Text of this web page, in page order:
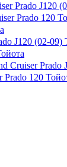
Prado J120
Prado 120
J120 (02-09)
Cruiser Prado
120